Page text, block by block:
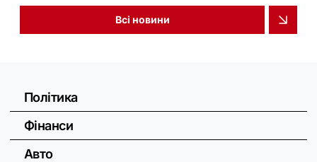
Всі новини
Політика
Фінанси
Авто